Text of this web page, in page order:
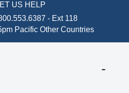
US HELP
- Ext 118
Pacific Other Countries